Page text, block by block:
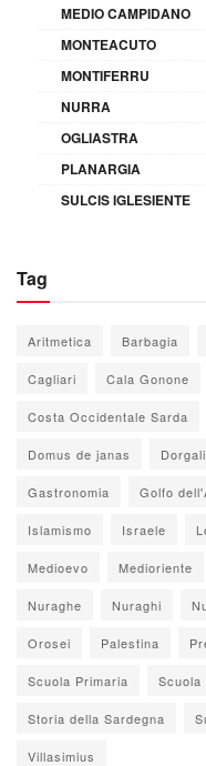
MEDIO CAMPIDANO
MONTEACUTO
MONTIFERRU
NURRA
OGLIASTRA
PLANARGIA
SULCIS IGLESIENTE
Tag
Aritmetica Barbagia
Cagliari Cala Gonone
Costa Occidentale Sarda
Domus de janas Dorgali
Gastronomia Golfo
Islamismo Israele
Medioevo Medioriente
Nuraghe Nuraghi
Orosei Palestina
Scuola Primaria Scuola
Storia della Sardegna
Villasimius